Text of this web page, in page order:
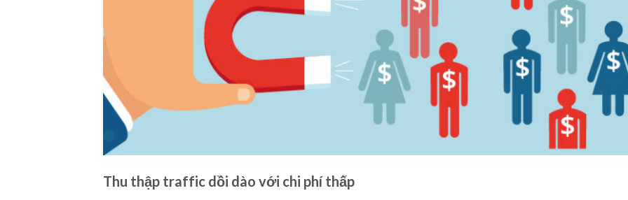
Thu thập traffic dồi dào với chi phí thấp